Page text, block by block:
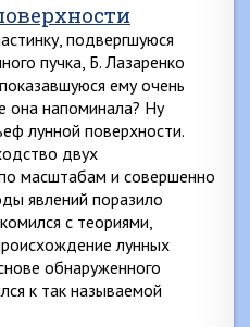
подвергшуюся
пучка, Б. Лазаренко
ему очень
она напоминала? Ну
лунной поверхности.
двух
масштабам и совершенно
явлений поразило
с теориями,
лунных
обнаруженного
к так называемой